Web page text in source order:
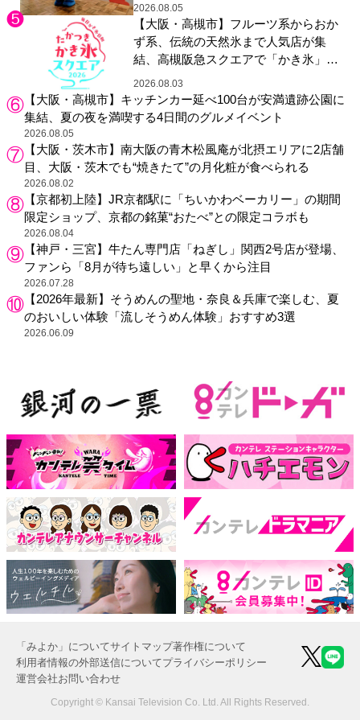
2026.08.05
【大阪・高槻市】フルーツ系からおか
ず系、伝統の天然氷まで人気店が集
結、高槻阪急スクエアで「かき氷」祭
り
2026.08.03
【大阪・高槻市】キッチンカー延べ100台が安満遺跡公園に
集結、夏の夜を満喫する4日間のグルメイベント
2026.08.05
【大阪・茨木市】南大阪の青木松風庵が北摂エリアに2店舗
目、大阪・茨木でも“焼きたて”の月化粧が食べられる
2026.08.02
【京都初上陸】JR京都駅に「ちいかわベーカリー」の期間
限定ショップ、京都の銘菓“おたべ”との限定コラボも
2026.08.04
【神戸・三宮】牛たん専門店「ねぎし」関西2号店が登場、
ファンら「8月が待ち遠しい」と早くから注目
2026.07.28
【2026年最新】そうめんの聖地・奈良＆兵庫で楽しむ、夏
のおいしい体験「流しそうめん体験」おすすめ3選
2026.06.09
「みよか」についてサイトマップ著作権について
利用者情報の外部送信についてプライバシーポリシー
運営会社お問い合わせ
Copyright © Kansai Television Co. Ltd. All Rights Reserved.